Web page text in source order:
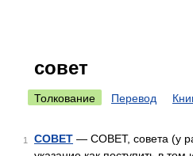
совет
Толкование Перевод
1 СОВЕТ — СОВЕТ, совета (у